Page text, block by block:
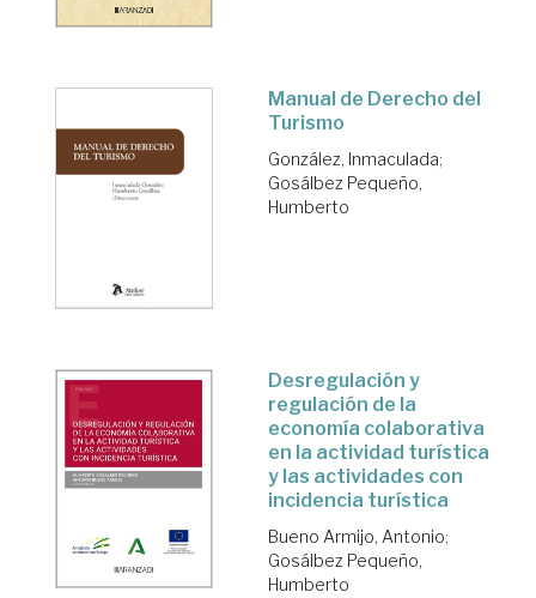
Manual de Derecho del
Turismo
González, Inmaculada;
Gosálbez Pequeño,
Humberto
Desregulación y
regulación de la
economía colaborativa
en la actividad turística
y las actividades con
incidencia turística
Bueno Armijo, Antonio;
Gosálbez Pequeño,
Humberto